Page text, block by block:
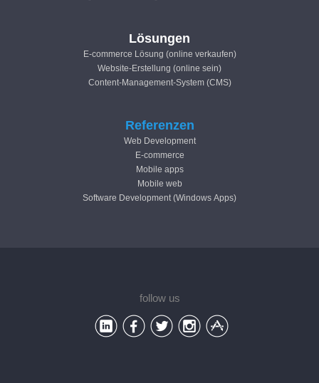
Lösungen
E-commerce Lösung (online verkaufen)
Website-Erstellung (online sein)
Content-Management-System (CMS)
Referenzen
Web Development
E-commerce
Mobile apps
Mobile web
Software Development (Windows Apps)
follow us